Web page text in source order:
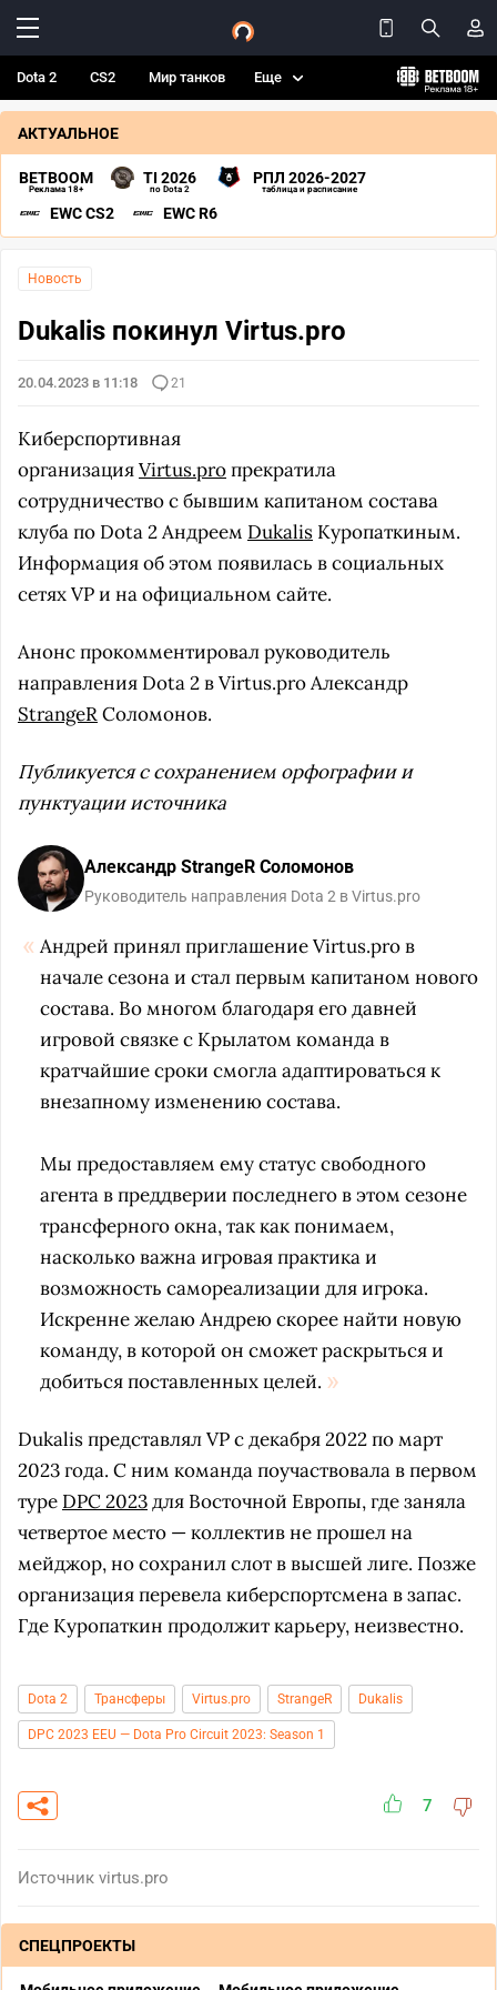
Dota 2 CS2 Мир танков Еще
АКТУАЛЬНОЕ
BETBOOM
Реклама 18+
TI 2026
по Dota 2
РПЛ 2026-2027
таблица и расписание
EWC CS2 EWC R6
Новость
Dukalis покинул Virtus.pro
20.04.2023 в 11:18 21
Киберспортивная
организацияVirtus.proпрекратила
сотрудничество с бывшим капитаном состава
клуба по Dota 2 Андреем Dukalis Куропаткиным.
Информация об этом появилась в социальных
сетях VP и на официальном сайте.
Анонс прокомментировал руководитель
направления Dota 2 в Virtus.pro Александр
StrangeRСоломонов.
Публикуется с сохранением орфографии и
пунктуации источника
Александр StrangeR Соломонов
Руководитель направления Dota 2 в Virtus.pro
Андрей принял приглашение Virtus.pro в
начале сезона и стал первым капитаном нового
состава. Во многом благодаря его давней
игровой связке с Крылатом команда в
кратчайшие сроки смогла адаптироваться к
внезапному изменению состава.
Мы предоставляем ему статус свободного
агента в преддверии последнего в этом сезоне
трансферного окна, так как понимаем,
насколько важна игровая практика и
возможность самореализации для игрока.
Искренне желаю Андрею скорее найти новую
команду, в которой он сможет раскрыться и
добиться поставленных целей.
Dukalis представлял VP с декабря 2022 по март
2023 года. С ним команда поучаствовала в первом
туре DPC 2023для Восточной Европы, где заняла
четвертое место — коллектив не прошел на
мейджор, но сохранил слот в высшей лиге. Позже
организация перевела киберспортсмена в запас.
Где Куропаткин продолжит карьеру, неизвестно.
Dota 2 Трансферы Virtus.pro StrangeR Dukalis
DPC 2023 EEU — Dota Pro Circuit 2023: Season 1
7
Источник virtus.pro
СПЕЦПРОЕКТЫ